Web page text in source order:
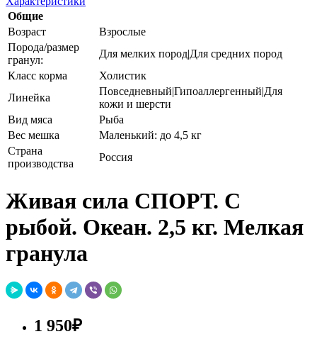
Общие
Возраст
Взрослые
Порода/размер
гранул:
Для мелких пород|Для средних пород
Класс корма
Холистик
Линейка
Повседневный|Гипоаллергенный|Для
кожи и шерсти
Вид мяса
Рыба
Вес мешка
Маленький: до 4,5 кг
Страна
производства
Россия
Живая сила СПОРТ. С
рыбой. Океан. 2,5 кг. Мелкая
гранула
1 950₽